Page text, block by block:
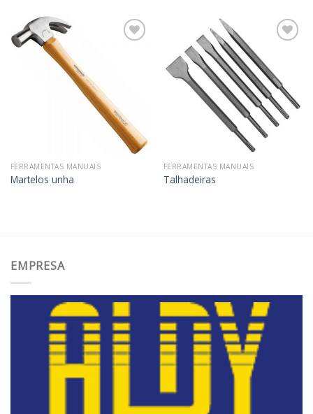
FERRAMENTAS MANUAIS
Martelos unha
meus
desejos
FERRAMENTAS MANUAIS
Talhadeiras
EMPRESA